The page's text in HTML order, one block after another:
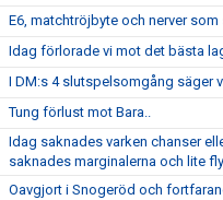
E6, matchtröjbyte och nerver
Idag förlorade vi mot det bästa
I DM:s 4 slutspelsomgång säger
Tung förlust mot Bara..
Idag saknades varken chanser
saknades marginalerna och lite
Oavgjort i Snogeröd och